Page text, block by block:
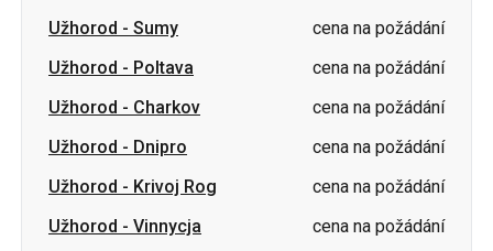
Užhorod - Sumy
cena na požádání
Užhorod - Poltava
cena na požádání
Užhorod - Charkov
cena na požádání
Užhorod - Dnipro
cena na požádání
Užhorod - Krivoj Rog
cena na požádání
Užhorod - Vinnycja
cena na požádání